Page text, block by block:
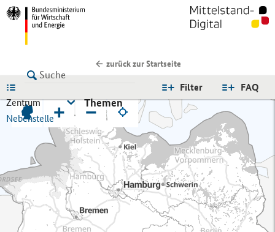
zurück zur Startseite
FAQ
Filter
Zentrum
Nebenstelle
Themen
+ −